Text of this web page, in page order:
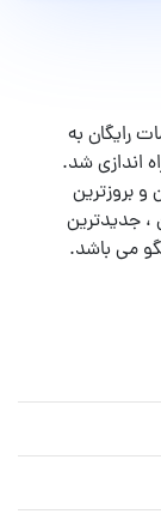
خدمات رایگان به
اندازی شد.
بروزترین
، جدیدترین
می باشد.